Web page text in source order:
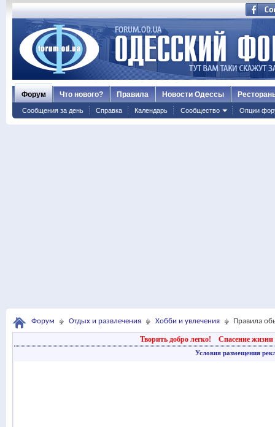
Форум
Сообщения за день Справка Календарь Сообщество Опции
Что нового? Правила Новости Одессы
Форум Отдых и развлечения Хобби и увлечения Правила
Творить добро легко! Спасение жизни
Условия размещения